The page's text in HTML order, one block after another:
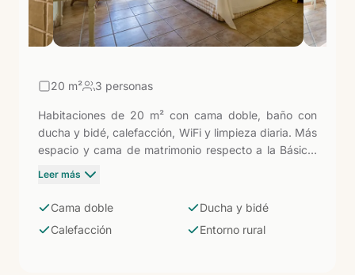
20 m² 3 personas
Habitaciones de 20 m² con cama doble, baño con
ducha y bidé, calefacción, WiFi y limpieza diaria. Más
espacio y cama de matrimonio respecto a la Básica,
en el mismo entorno rural volcánico del norte de Gran
tranquilo fuera de los circuitos turísticos del sur, a
neogótica de Arucas.
Leer más
Cama doble
Ducha y bidé
Calefacción
Entorno rural